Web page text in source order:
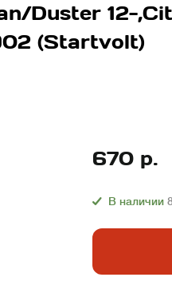
Duster 12-
(Startvolt)
670 р.
В наличии